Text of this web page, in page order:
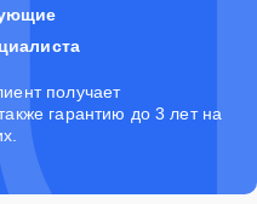
получает
гарантию до 3 лет на